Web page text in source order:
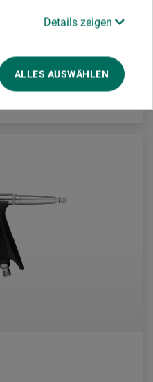
Details zeigen
ALLES AUSWÄHLEN